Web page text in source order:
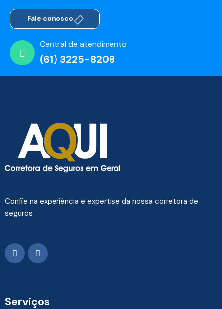
Fale conosco
Central de atendimento
(61) 3225-8208
Confie na experiência e expertise da nossa corretora de
seguros
Serviços